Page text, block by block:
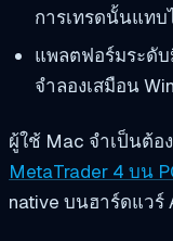
การเทรดนั้นแทบ
แพลตฟอร์มระดับ
จำลองเสมือน
ผู้ใช้ Mac จำเป็นต้อ
MetaTrader 4 บน
native บนฮาร์ดแว